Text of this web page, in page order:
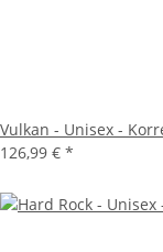
Vulkan - Unisex -
126,99 € *